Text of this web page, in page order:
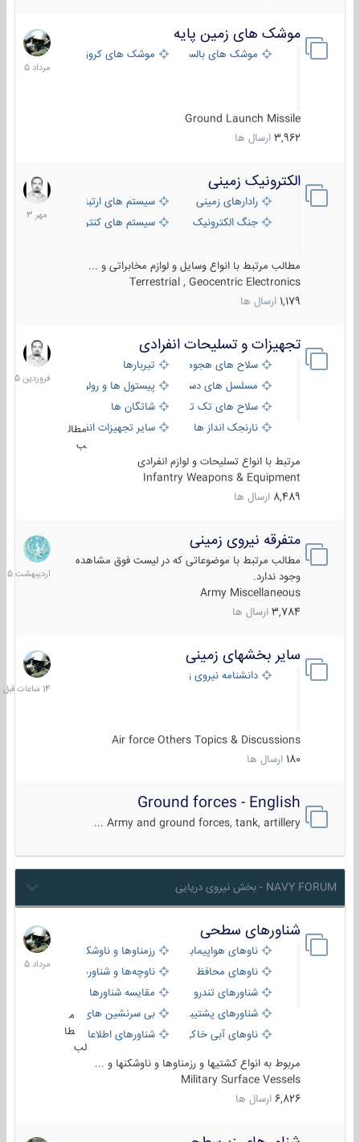
موشک های زمین پایه
موشک های بالستیک موشک های کروز
Ground Launch Missile
3,962 ارسال ها
2
مرداد
1405
الکترونیک زمینی
رادارهای زمینی
سیستم های ارتباطی و جمع آوری
جنگ الکترونیک
سیستم های کنترل آتش و تجهیزات
مطالب مرتبط با انواع وسایل و لوازم مخابراتی و ...
Terrestrial , Geocentric Electronics
1,179 ارسال ها
1
مهر
1403
تجهیزات و تسلیحات انفرادی
سلاح های هجومی
تیربارها
مسلسل های دستی
پیستول ها و رولورها
سلاح های تک تیر اندازیشاتگان ها
نارنجک انداز ها
سایر تجهیزات انفرادی
مطال
ب
مرتبط با انواع تسلیحات و لوازم انفرادی
Infantry Weapons & Equipment
8,489 ارسال ها
17
فروردین
1405
متفرقه نیروی زمینی
مطالب مرتبط با موضوعاتی که در لیست فوق مشاهده
وجود ندارد.
Army Miscellaneous
3,784 ارسال ها
27
1405
سایر بخشهای زمینی
دانشنامه نیروی زمینی
Air force Others Topics & Discussions
180 ارسال ها
14
ساعات
قبل
Ground forces - English
Army and ground forces, tank, artillery ...
NAVY FORUM - بخش نیروی دریایی
شناورهای سطحی
ناوهای هواپیمابر و بالگرد بررزمناوها و ناوشکن‌ها
ناوهای محافظ
ناوچه‌ها و شناورهای گشتی
شناورهای تندرو
مقایسه شناورها
شناورهای پشتیبانی
بی سرنشین های دریایی
ناوهای آبی خاکی و نیروبرشناورهای اطلاعاتی و جاسوسی
طا
لب
مربوط به انواع کشتیها و رزمناوها و ناوشکنها و ...
Military Surface Vessels
6,826 ارسال ها
2
مرداد
1405